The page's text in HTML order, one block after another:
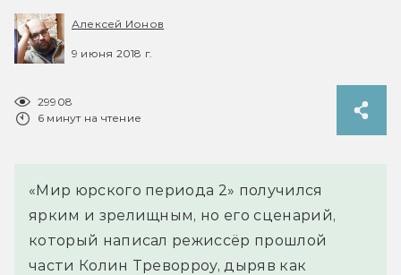
Алексей Ионов
9 июня 2018 г.
29908
6 минут на чтение
«Мир юрского периода 2» получился
ярким и зрелищным, но его сценарий,
который написал режиссёр прошлой
части Колин Треворроу, дыряв как